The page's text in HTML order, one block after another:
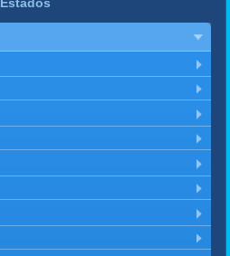
Estados